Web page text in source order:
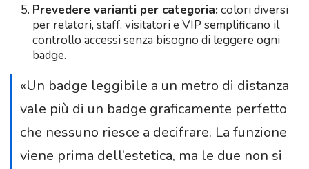
Prevedere varianti per categoria: colori diversi
per relatori, staff, visitatori e VIP semplificano il
controllo accessi senza bisogno di leggere ogni
badge.
«Un badge leggibile a un metro di distanza
vale più di un badge graficamente perfetto
che nessuno riesce a decifrare. La funzione
viene prima dell’estetica, ma le due non si